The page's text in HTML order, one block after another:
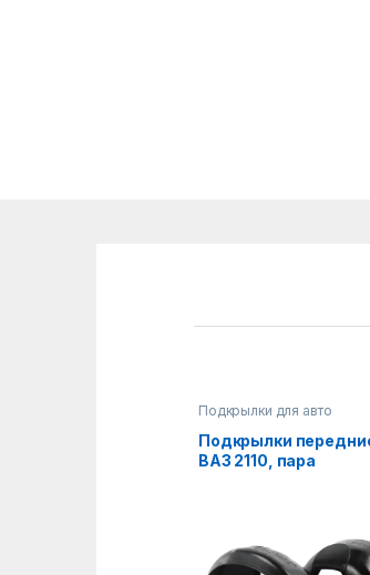
Подкрылки для авто
Подкрылки
ВАЗ 2110, пара